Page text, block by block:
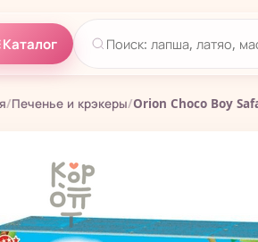
Каталог
/Печенье и крэкеры/Orion Choco Boy